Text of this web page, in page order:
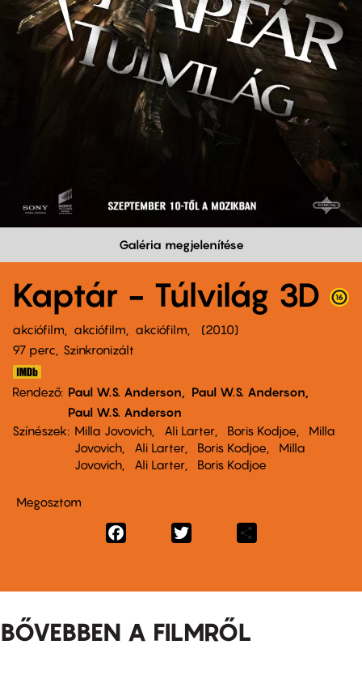
Galéria megjelenítése
Kaptár - Túlvilág 3D
akciófilm akciófilm akciófilm
2010
97 perc,
Szinkronizált
Rendező Paul W.S. Anderson
Paul W.S. Anderson
Paul W.S. Anderson
Színészek
Milla Jovovich Ali Larter Boris Kodjoe
Milla
Jovovich
Ali Larter Boris Kodjoe
Milla
Jovovich
Ali Larter Boris Kodjoe
Megosztom
Facebook
BŐVEBBEN A FILMRŐL